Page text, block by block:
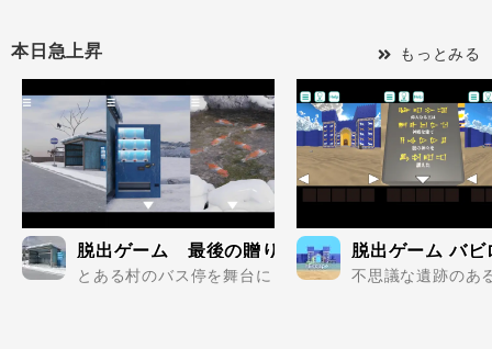
本日急上昇 もっとみる
脱出ゲーム 最後の贈り物
とある村のバス停を舞台にした脱出ゲーム..
脱出ゲーム バビ
不思議な遺跡のあ